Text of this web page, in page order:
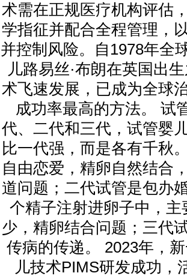
术需在正规医疗机构评估
学指征并配合全程管理，
并控制风险。自1978年全
儿路易丝·布朗在英国出
术飞速发展，已成为全球
成功率最高的方法。 试
代、二代和三代，试管婴
比一代强，而是各有千秋
自由恋爱，精卵自然结合
道问题；二代试管是包办
个精子注射进卵子中，主
少，精卵结合问题；三代
传病的传递。 2023年，
儿技术PIMS研发成功，